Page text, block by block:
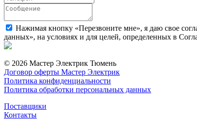
Нажимая кнопку «Перезвоните мне», я даю свое
данных», на условиях и для целей, определенных в
© 2026 Мастер Электрик Тюмень
Договор оферты Мастер Электрик
Политика конфиденциальности
Политика обработки персональных данных
Поставщики
Контакты